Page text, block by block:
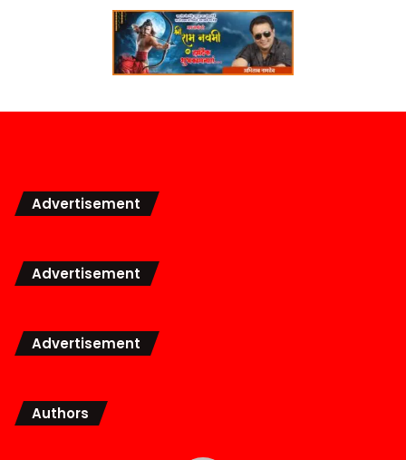
Advertisement
Advertisement
Advertisement
Authors